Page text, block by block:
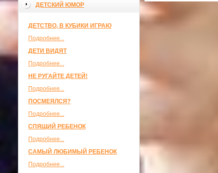
ДЕТСКИЙ ЮМОР
ДЕТСТВО, В КУБИКИ ИГРАЮ
Подробнее...
ДЕТИ ВИДЯТ
Подробнее...
НЕ РУГАЙТЕ ДЕТЕЙ!
Подробнее...
ПОСМЕЯЛСЯ?
Подробнее...
СПЯЩИЙ РЕБЕНОК
Подробнее...
САМЫЙ ЛЮБИМЫЙ РЕБЕНОК
Подробнее...